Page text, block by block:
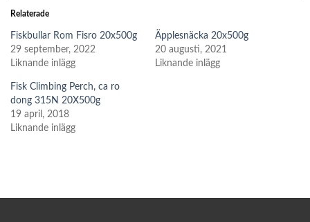
Relaterade
Fiskbullar Rom Fisro 20x500g
29 september, 2022
Liknande inlägg
Äpplesnäcka 20x500g
20 augusti, 2021
Liknande inlägg
Fisk Climbing Perch, ca ro
dong 315N 20X500g
19 april, 2018
Liknande inlägg